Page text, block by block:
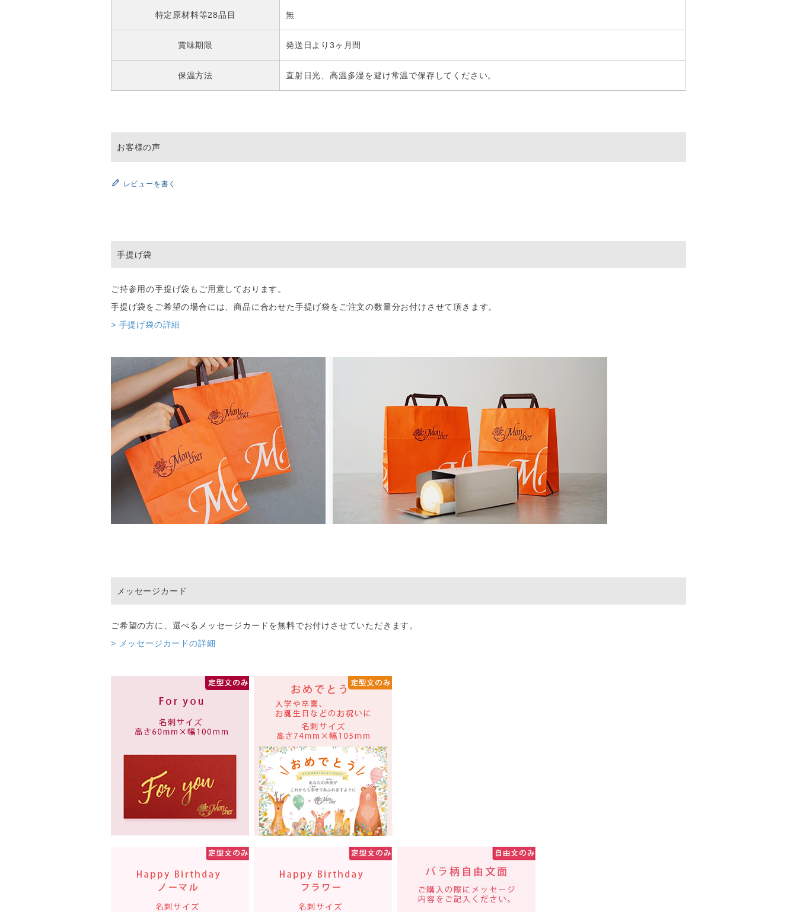
特定原材料等28品目 無
賞味期限 発送日より3ヶ月間
保温方法 直射日光、高温多湿を避け常温で保存してください。
レビューを書く
手提げ袋
ご持参用の手提げ袋もご用意しております。
手提げ袋をご希望の場合には、商品に合わせた手提げ袋をご注文の数量分お付けさせて頂きます。
> 手提げ袋の詳細
メッセージカード
ご希望の方に、選べるメッセージカードを無料でお付けさせていただきます。
> メッセージカードの詳細